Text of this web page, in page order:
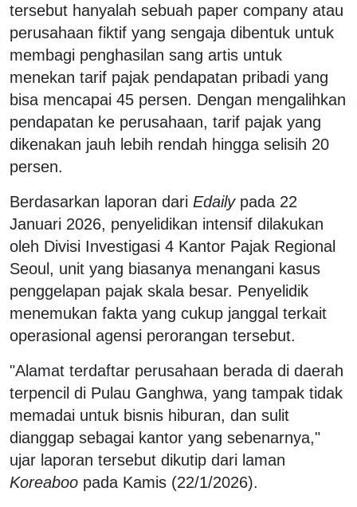
tersebut hanyalah sebuah paper company atau
perusahaan fiktif yang sengaja dibentuk untuk
membagi penghasilan sang artis untuk
menekan tarif pajak pendapatan pribadi yang
bisa mencapai 45 persen. Dengan mengalihkan
pendapatan ke perusahaan, tarif pajak yang
dikenakan jauh lebih rendah hingga selisih 20
persen.
Berdasarkan laporan dari Edailypada 22
Januari 2026, penyelidikan intensif dilakukan
oleh Divisi Investigasi 4 Kantor Pajak Regional
Seoul, unit yang biasanya menangani kasus
penggelapan pajak skala besar. Penyelidik
menemukan fakta yang cukup janggal terkait
operasional agensi perorangan tersebut.
"Alamat terdaftar perusahaan berada di daerah
terpencil di Pulau Ganghwa, yang tampak tidak
memadai untuk bisnis hiburan, dan sulit
dianggap sebagai kantor yang sebenarnya,"
ujar laporan tersebut dikutip dari laman
Koreaboo pada Kamis (22/1/2026).